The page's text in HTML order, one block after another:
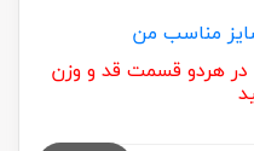
مناسب من
در هردو قسمت قد و وزن